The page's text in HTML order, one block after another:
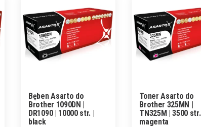
Bęben Asarto do
Brother 1090DN |
DR1090 | 10000 str. |
black
Toner Asarto do
Brother 325MN |
TN325M | 3500
magenta